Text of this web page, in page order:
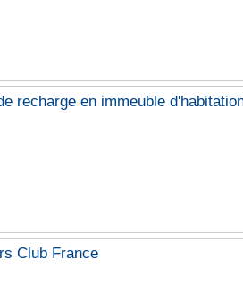
recharge en immeuble
Club France